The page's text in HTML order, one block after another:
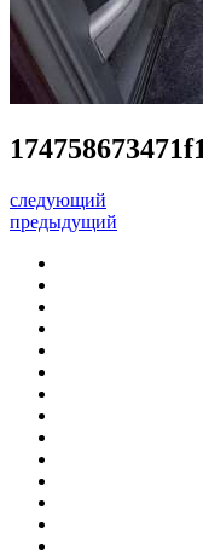
следующий
предыдущий